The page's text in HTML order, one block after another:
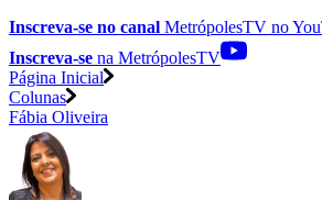
Inscreva-se no canal MetrópolesTV no
Inscreva-se na MetrópolesTV
Página Inicial
Colunas
Fábia Oliveira